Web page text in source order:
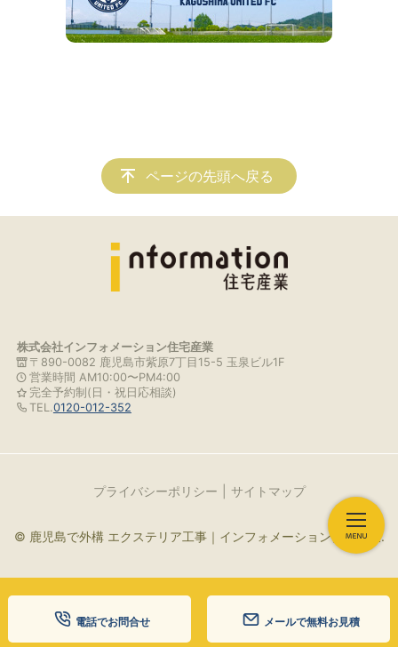
電話でお問合せ メールで無料お見積
ページの先頭へ戻る
株式会社インフォメーション住宅産業
〒890-0082 鹿児島市紫原7丁目15-5 玉泉ビル1F
営業時間 AM10:00〜PM4:00
完全予約制(日・祝日応相談)
TEL.0120-012-352
プライバシーポリシー サイトマップ
© 鹿児島で外構 エクステリア工事｜インフォメーション住宅産業.